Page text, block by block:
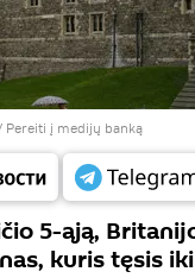
Pereiti į medijų banką
5-ąją,
kuris tęsis